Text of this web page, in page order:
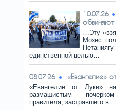
10.07.26
обвиняют
…Эту
Мозес
единственной целью…
08.07.26 «Евангелие»
«Евангелие от Луки»
размашистым
правителя, застрявшего в…